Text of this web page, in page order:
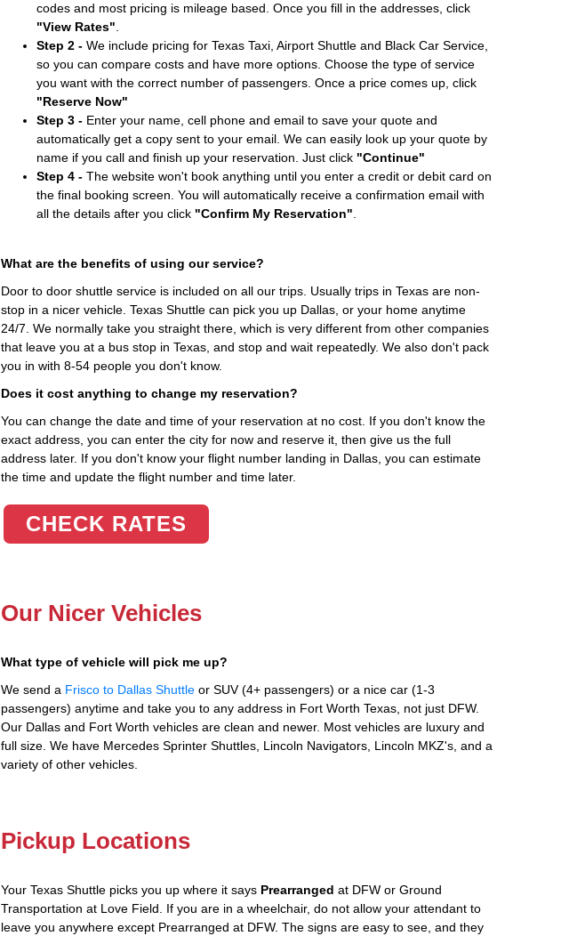
codes and most pricing is mileage based. Once you fill in the addresses, click
"View Rates"
Step 2 -We include pricing for Texas Taxi, Airport Shuttle and Black Car Service,
so you can compare costs and have more options. Choose the type of service
you want with the correct number of passengers. Once a price comes up, click
"Reserve Now"
Step 3 -Enter your name, cell phone and email to save your quote and
automatically get a copy sent to your email. We can easily look up your quote by
name if you call and finish up your reservation. Just click "Continue"
Step 4 -The website won't book anything until you enter a credit or debit card on
the final booking screen. You will automatically receive a confirmation email with
all the details after you click "Confirm My Reservation"
What are the benefits of using our service?
Door to door shuttle service is included on all our trips. Usually trips in Texas are non-
stop in a nicer vehicle. Texas Shuttle can pick you up Dallas, or your home anytime
24/7. We normally take you straight there, which is very different from other companies
that leave you at a bus stop in Texas, and stop and wait repeatedly. We also don't pack
you in with 8-54 people you don't know.
Does it cost anything to change my reservation?
You can change the date and time of your reservation at no cost. If you don't know the
exact address, you can enter the city for now and reserve it, then give us the full
address later. If you don't know your flight number landing in Dallas, you can estimate
the time and update the flight number and time later.
CHECK RATES
Our Nicer Vehicles
What type of vehicle will pick me up?
We send a Frisco to Dallas Shuttleor SUV (4+ passengers) or a nice car (1-3
passengers) anytime and take you to any address in Fort Worth Texas, not just DFW.
Our Dallas and Fort Worth vehicles are clean and newer. Most vehicles are luxury and
full size. We have Mercedes Sprinter Shuttles, Lincoln Navigators, Lincoln MKZ's, and a
variety of other vehicles.
Pickup Locations
Your Texas Shuttle picks you up where it says Prearranged at DFW or Ground
Transportation at Love Field. If you are in a wheelchair, do not allow your attendant to
leave you anywhere except Prearranged at DFW. The signs are easy to see, and they